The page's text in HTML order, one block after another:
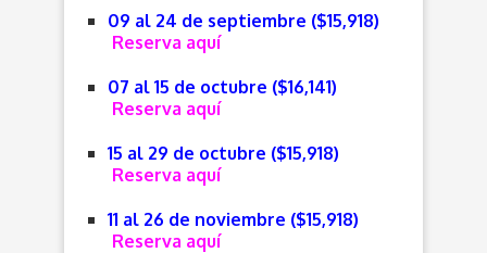
09 al 24 de septiembre ($15,918)
Reserva aquí
07 al 15 de octubre ($16,141)
Reserva aquí
15 al 29 de octubre ($15,918)
Reserva aquí
11 al 26 de noviembre ($15,918)
Reserva aquí